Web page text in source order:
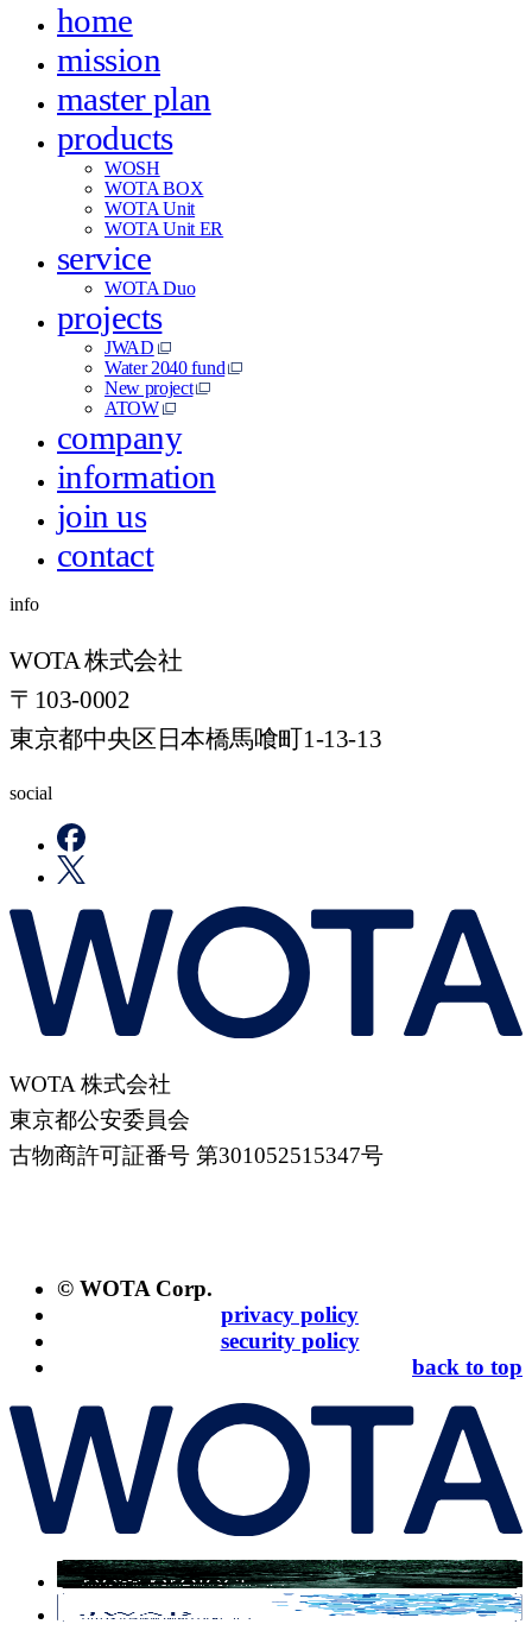
home
mission
master plan
products
WOSH
WOTA BOX
WOTA Unit
WOTA Unit ER
service
WOTA Duo
projects
JWAD
Water 2040 fund
New project
ATOW
company
information
join us
contact
info
WOTA 株式会社
〒103-0002
東京都中央区日本橋馬喰町1-13-13
social
WOTA 株式会社
東京都公安委員会
古物商許可証番号 第301052515347号
© WOTA Corp.
privacy policy
security policy
back to top